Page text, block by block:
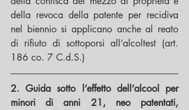
della revoca della patente per recidiva
nel biennio si applicano anche al reato
di rifiuto di sottoporsi all’alcoltest (art.
186 co. 7 C.d.S.)
2. Guida sotto l’effetto dell’alcool per
minori di anni 21, neo patentati,